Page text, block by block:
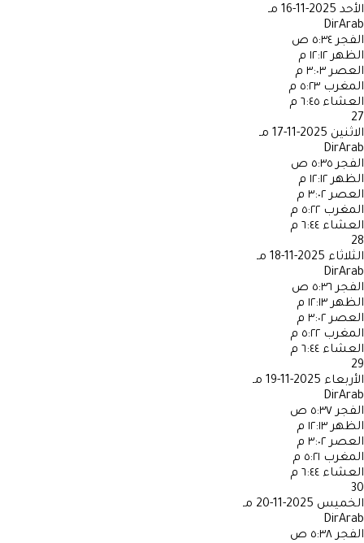
الأحد 2025-11-16 مـ
DirArab
الفجر ٥:٣٤ ص
الظهر ١٢:١٢ م
العصر ٣:٠٣ م
المغرب ٥:٢٣ م
العشاء ٦:٤٥ م
27
الاثنين 2025-11-17 مـ
DirArab
الفجر ٥:٣٥ ص
الظهر ١٢:١٢ م
العصر ٣:٠٢ م
المغرب ٥:٢٢ م
العشاء ٦:٤٤ م
28
الثلاثاء 2025-11-18 مـ
DirArab
الفجر ٥:٣٦ ص
الظهر ١٢:١٣ م
العصر ٣:٠٢ م
المغرب ٥:٢٢ م
العشاء ٦:٤٤ م
29
الأربعاء 2025-11-19 مـ
DirArab
الفجر ٥:٣٧ ص
الظهر ١٢:١٣ م
العصر ٣:٠٢ م
المغرب ٥:٢١ م
العشاء ٦:٤٤ م
30
الخميس 2025-11-20 مـ
DirArab
الفجر ٥:٣٨ ص